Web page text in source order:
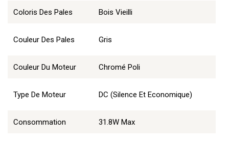
Coloris Des Pales Bois Vieilli
Couleur Des Pales Gris
Couleur Du Moteur Chromé Poli
Type De Moteur DC (Silence Et Economique)
Consommation 31.8W Max